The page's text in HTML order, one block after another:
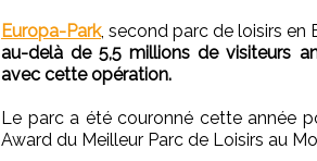
Europa-Park, second parc de loisirs
au-delà de 5,5 millions de visiteurs
avec cette opération.
Le parc a été couronné cette année
Award du Meilleur Parc de Loisirs au